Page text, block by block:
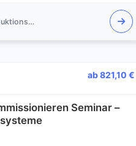
Prof. Dr. Meier - Institut für Produktionsmanagement und Logistik
ab 821,10 €
Seminar –